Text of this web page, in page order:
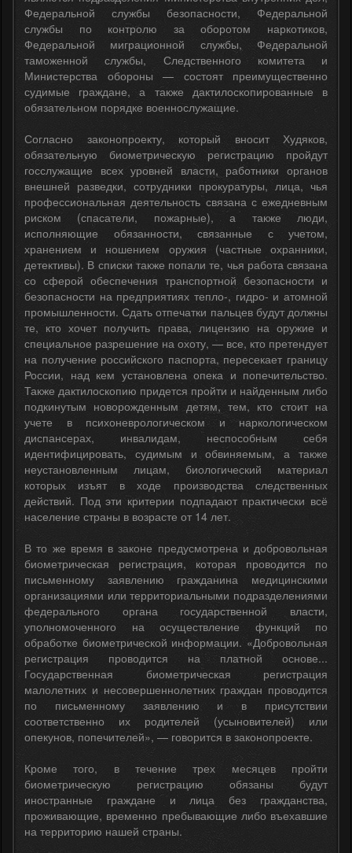
Федеральной службы безопасности, Федеральной
службы по контролю за оборотом наркотиков,
Федеральной миграционной службы, Федеральной
таможенной службы, Следственного комитета и
Министерства обороны — состоят преимущественно
судимые граждане, а также дактилоскопированные в
обязательном порядке военнослужащие.
Согласно законопроекту, который вносит Худяков,
обязательную биометрическую регистрацию пройдут
госслужащие всех уровней власти, работники органов
внешней разведки, сотрудники прокуратуры, лица, чья
профессиональная деятельность связана с ежедневным
риском (спасатели, пожарные), а также люди,
исполняющие обязанности, связанные с учетом,
хранением и ношением оружия (частные охранники,
детективы). В списки также попали те, чья работа связана
со сферой обеспечения транспортной безопасности и
безопасности на предприятиях тепло-, гидро- и атомной
промышленности. Сдать отпечатки пальцев будут должны
те, кто хочет получить права, лицензию на оружие и
специальное разрешение на охоту, — все, кто претендует
на получение российского паспорта, пересекает границу
России, над кем установлена опека и попечительство.
Также дактилоскопию придется пройти и найденным либо
подкинутым новорожденным детям, тем, кто стоит на
учете в психоневрологическом и наркологическом
диспансерах, инвалидам, неспособным себя
идентифицировать, судимым и обвиняемым, а также
неустановленным лицам, биологический материал
которых изъят в ходе производства следственных
действий. Под эти критерии подпадают практически всё
население страны в возрасте от 14 лет.
В то же время в законе предусмотрена и добровольная
биометрическая регистрация, которая проводится по
письменному заявлению гражданина медицинскими
организациями или территориальными подразделениями
федерального органа государственной власти,
уполномоченного на осуществление функций по
обработке биометрической информации. «Добровольная
регистрация проводится на платной основе...
Государственная биометрическая регистрация
малолетних и несовершеннолетних граждан проводится
по письменному заявлению и в присутствии
соответственно их родителей (усыновителей) или
опекунов, попечителей», — говорится в законопроекте.
Кроме того, в течение трех месяцев пройти
биометрическую регистрацию обязаны будут
иностранные граждане и лица без гражданства,
проживающие, временно пребывающие либо въехавшие
на территорию нашей страны.